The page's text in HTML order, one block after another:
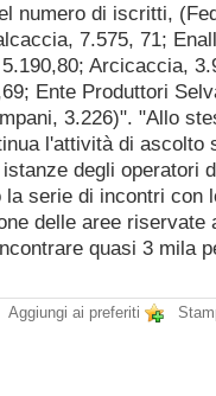
numero di iscritti,
7.575, 71;
Arcicaccia,
Ente Produttori
3.226)". "Allo
l'attività di ascolto
degli operatori
serie di incontri con
delle aree
quasi 3 mila
Aggiungi ai preferiti